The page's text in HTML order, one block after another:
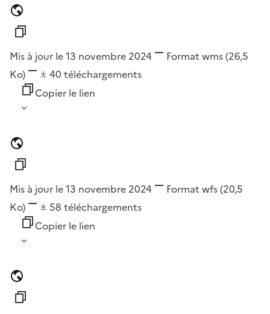
Mis à jour le 13 novembre 2024 Format wms(26,5
Ko)
40 téléchargements
Copier le lien
Mis à jour le 13 novembre 2024 Format wfs(20,5
Ko)
58 téléchargements
Copier le lien